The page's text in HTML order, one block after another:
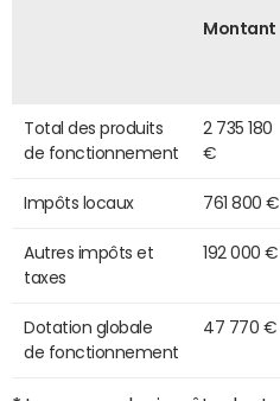
Montant
Total des produits
de fonctionnement
2 735 180
€
Impôts locaux 761 800 €
Autres impôts et
taxes
192 000 €
Dotation globale
de fonctionnement
47 770 €